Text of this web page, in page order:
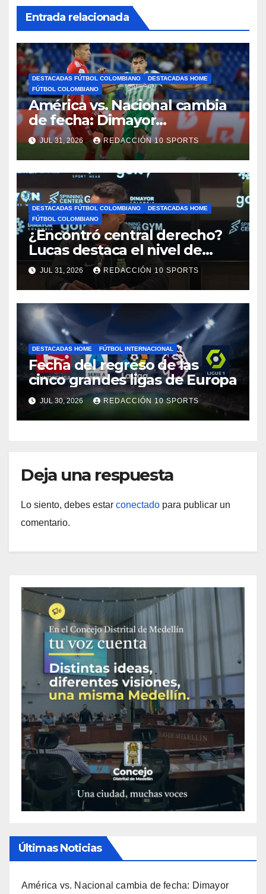
Entrada relacionada
DESTACADAS FÚTBOL COLOMBIANO
DESTACADAS HOME
FÚTBOL COLOMBIANO
América vs. Nacional cambia
de fecha: Dimayor
reprogramó el clásico por
motivos de seguridad
JUL 31, 2026 REDACCIÓN 10 SPORTS
DESTACADAS FÚTBOL COLOMBIANO
DESTACADAS HOME
FÚTBOL COLOMBIANO
¿Encontró central derecho?
Lucas destaca el nivel de
Néider Parra
JUL 31, 2026 REDACCIÓN 10 SPORTS
DESTACADAS HOME FÚTBOL INTERNACIONAL
Fecha del regreso de las
cinco grandes ligas de Europa
JUL 30, 2026 REDACCIÓN 10 SPORTS
Deja una respuesta
Lo siento, debes estar conectado para publicar un
comentario.
Últimas Noticias
América vs. Nacional cambia de fecha: Dimayor